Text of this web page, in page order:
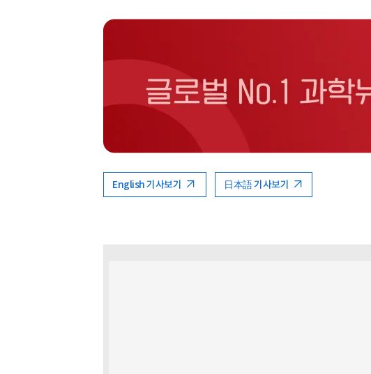
English 기사보기 日本語 기사보기